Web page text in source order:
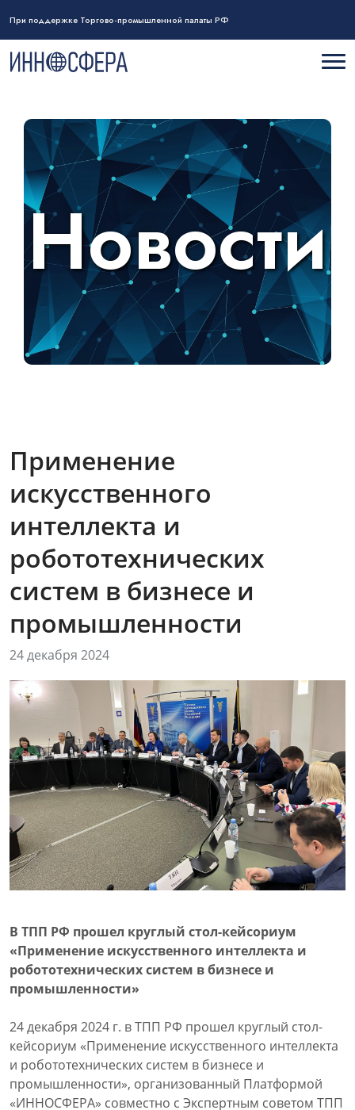
При поддержке Торгово-промышленной палаты РФ
Новости
Применение
искусственного
интеллекта и
робототехнических
систем в бизнесе и
промышленности
24 декабря 2024
В ТПП РФ прошел круглый стол-кейсориум
«Применение искусственного интеллекта и
робототехнических систем в бизнесе и
промышленности»
24 декабря 2024 г. в ТПП РФ прошел круглый стол-
кейсориум «Применение искусственного интеллекта
и робототехнических систем в бизнесе и
промышленности», организованный Платформой
«ИННОСФЕРА» совместно с Экспертным советом ТПП